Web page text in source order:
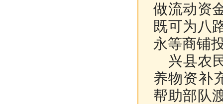
做流动资
既可为八
永等商铺
兴县农
养物资补
帮助部队